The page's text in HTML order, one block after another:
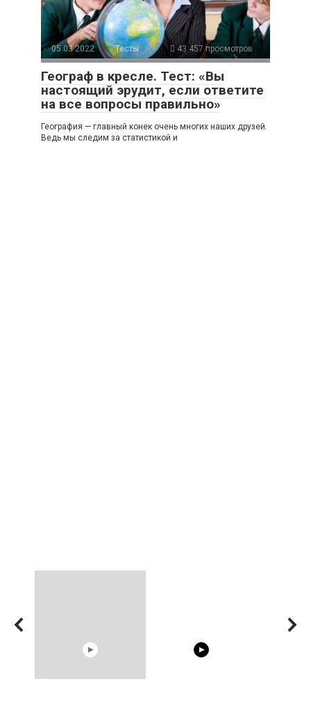
05.03.2022 Тесты 43 457 просмотров
Географ в кресле. Тест: «Вы
настоящий эрудит, если ответите
на все вопросы правильно»
География — главный конек очень многих наших друзей.
Ведь мы следим за статистикой и